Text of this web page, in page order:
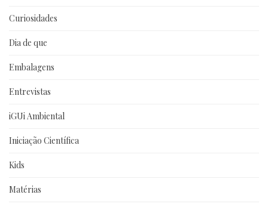
Curiosidades
Dia de que
Embalagens
Entrevistas
iGUi Ambiental
Iniciação Científica
Kids
Matérias